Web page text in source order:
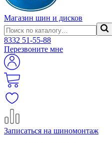
Магазин шин и дисков
8332 51-55-88
Перезвоните мне
Записаться на шиномонтаж